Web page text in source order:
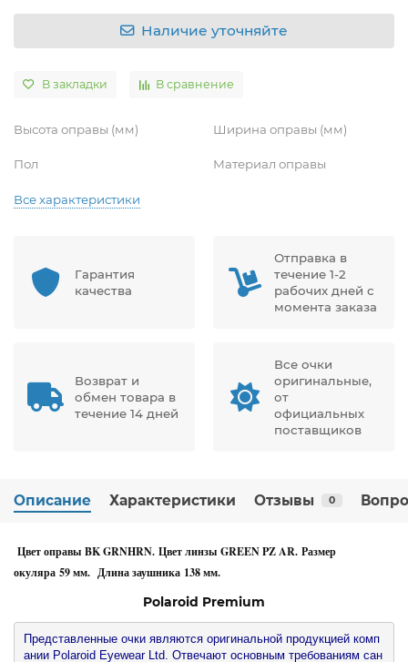
Наличие уточняйте
В закладки В сравнение
Высота оправы (мм) Ширина оправы (мм)
Пол Материал оправы
Все характеристики
Гарантия
качества
Отправка в
течение 1-2
рабочих дней с
момента заказа
Возврат и
обмен товара в
течение 14 дней
Все очки
оригинальные,
от
официальных
поставщиков
Описание Характеристики Отзывы 0
Цвет оправы BK GRNHRN. Цвет линзы GREEN PZ AR. Размер
окуляра 59 мм. Длина заушника 138 мм.
Polaroid Premium
Представленные очки являются оригинальной продукцией комп
ании Polaroid Eyewear Ltd. Отвечают основным требованиям сан